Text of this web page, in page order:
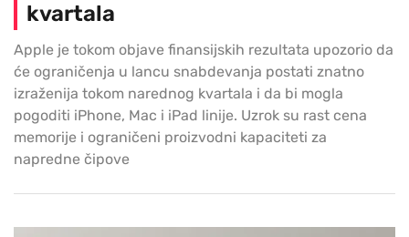
kvartala
Apple je tokom objave finansijskih rezultata upozorio da
će ograničenja u lancu snabdevanja postati znatno
izraženija tokom narednog kvartala i da bi mogla
pogoditi iPhone, Mac i iPad linije. Uzrok su rast cena
memorije i ograničeni proizvodni kapaciteti za
napredne čipove